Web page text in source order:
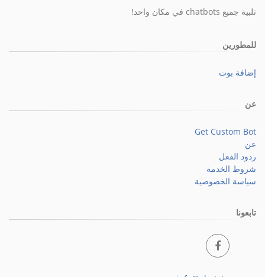
تلبية جميع chatbots في مكان واحد!
للمطورين
إضافة بوت
عن
Get Custom Bot
عن
ردود الفعل
شروط الخدمة
سياسة الخصوصية
تابعونا